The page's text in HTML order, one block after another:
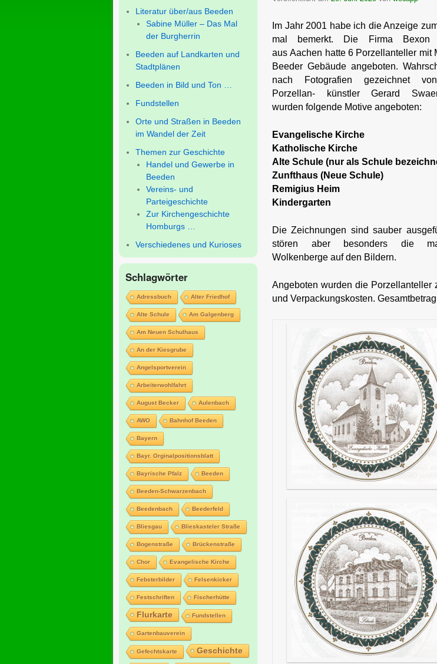
Literatur über/aus Beeden
Sabine Müller – Das Mal
der Burgherrin
Beeden auf Landkarten und
Stadtplänen
Beeden in Bild und Ton …
Fundstellen
Orte und Straßen in Beeden
im Wandel der Zeit
Themen zur Geschichte
Handel und Gewerbe in
Beeden
Vereins- und
Parteigeschichte
Zur Kirchengeschichte
Homburgs …
Verschiedenes und Kurioses
Schlagwörter
Adressbuch Alter Friedhof
Alte Schule Am Galgenberg
Am Neuen Schulhaus
An der Kiesgrube
Angelsportverein
Arbeiterwohlfahrt
August Becker Aulenbach
AWO Bahnhof Beeden
Bayern
Bayr. Orginalpositionsblatt
Bayrische Pfalz Beeden
Beeden-Schwarzenbach
Beedenbach Beederfeld
Bliesgau Blieskasteler Straße
Bogenstraße Brückenstraße
Chor Evangelische Kirche
Febsterbilder Felsenkicker
Festschriften Fischerhütte
Flurkarte Fundstellen
Gartenbauverein
Gefechtskarte Geschichte
Im Jahr 2001 habe ich die Anzeige
mal bemerkt. Die Firma Bexon
aus Aachen hatte 6 Porzellanteller mit
Beeder Gebäude angeboten.
nach Fotografien gezeichnet
Porzellan- künstler Gerard
wurden folgende Motive angeboten:
Evangelische Kirche
Katholische Kirche
Alte Schule (nur als Schule
Zunfthaus (Neue Schule)
Remigius Heim
Kindergarten
Die Zeichnungen sind sauber
stören aber besonders die
Wolkenberge auf den Bildern.
Angeboten wurden die Porzellanteller
und Verpackungskosten.